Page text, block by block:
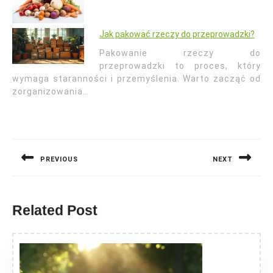
Jak pakować rzeczy do przeprowadzki?
Pakowanie rzeczy do
przeprowadzki to proces, który
wymaga staranności i przemyślenia. Warto zacząć od
zorganizowania…
PREVIOUS NEXT
Related Post